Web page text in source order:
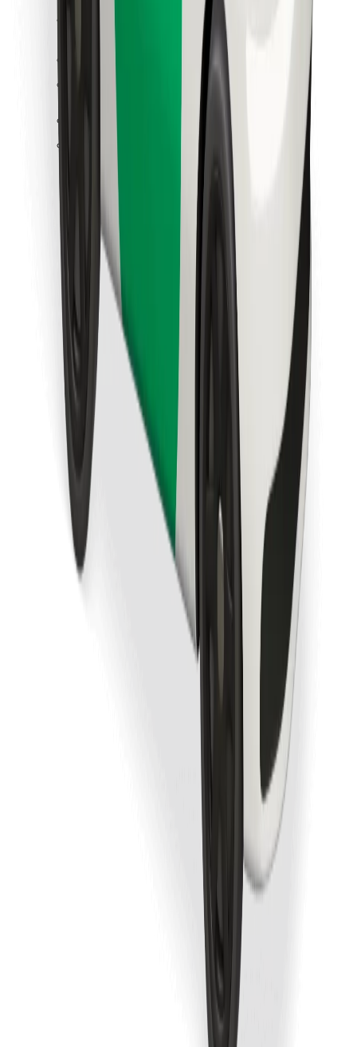
Замовляй поїздку за лічені хвилини!
Завантажити застосунок Bolt
Знайди твою улюблену страву чи їжу!
Завантажити застосунок Bolt Food